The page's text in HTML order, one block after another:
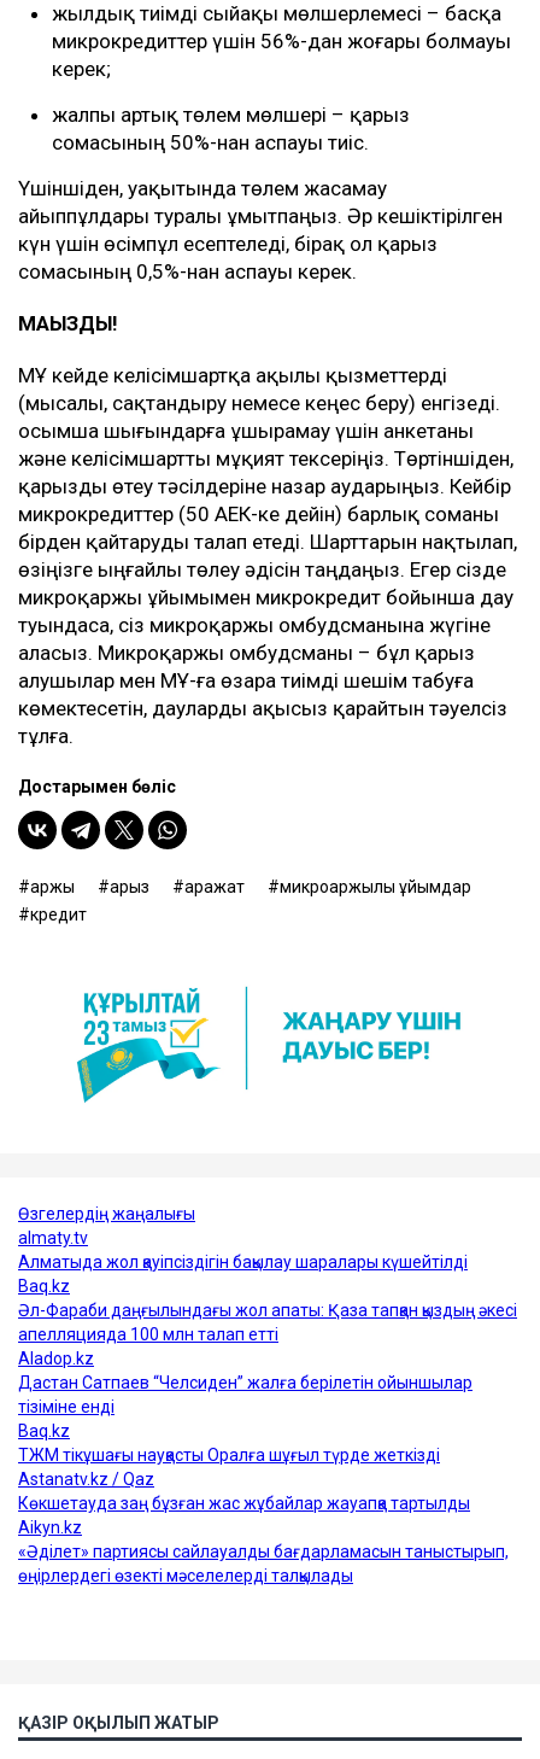
жылдық тиімді сыйақы мөлшерлемесі – басқа
микрокредиттер үшін 56%-дан жоғары болмауы
керек;
жалпы артық төлем мөлшері – қарыз
сомасының 50%-нан аспауы тиіс.
Үшіншіден, уақытында төлем жасамау
айыппұлдары туралы ұмытпаңыз. Әр кешіктірілген
күн үшін өсімпұл есептеледі, бірақ ол қарыз
сомасының 0,5%-нан аспауы керек.
МАҢЫЗДЫ!
МҚҰ кейде келісімшартқа ақылы қызметтерді
(мысалы, сақтандыру немесе кеңес беру) енгізеді.
Қосымша шығындарға ұшырамау үшін анкетаны
және келісімшартты мұқият тексеріңіз. Төртіншіден,
қарызды өтеу тәсілдеріне назар аударыңыз. Кейбір
микрокредиттер (50 АЕК-ке дейін) барлық соманы
бірден қайтаруды талап етеді. Шарттарын нақтылап,
өзіңізге ыңғайлы төлеу әдісін таңдаңыз. Егер сізде
микроқаржы ұйымымен микрокредит бойынша дау
туындаса, сіз микроқаржы омбудсманына жүгіне
аласыз. Микроқаржы омбудсманы – бұл қарыз
алушылар мен МҚҰ-ға өзара тиімді шешім табуға
көмектесетін, дауларды ақысыз қарайтын тәуелсіз
тұлға.
Достарыңмен бөліс
қаржы қарыз қаражат
микроқаржылық ұйымдар
кредит